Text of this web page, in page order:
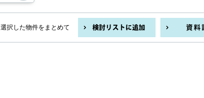
選択した物件をまとめて